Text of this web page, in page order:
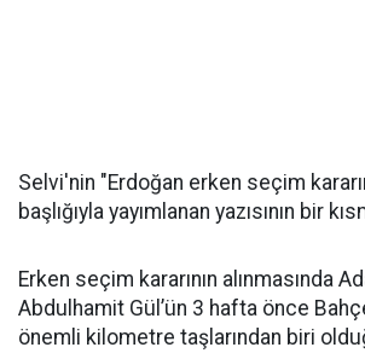
Selvi'nin "Erdoğan erken seçim
başlığıyla yayımlanan yazısının bir
Erken seçim kararının alınmasında
Abdulhamit Gül’ün 3 hafta önce
önemli kilometre taşlarından biri